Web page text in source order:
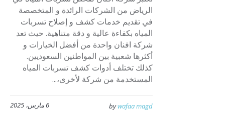
الرياض من الشركات الرائدة و المتخصصة
في تقديم خدمات كشف و إصلاح تسربات
المياه بكفاءة عالية و دقة متناهية. حيث تعد
شركة افنان واحدة من أفضل الخيارات و
أكثرها شعبية بين المواطنين السعوديين.
كذلك تختلف أدوات كشف تسربات المياه
المستخدمة من شركة لأخرى،...
6 مارس، 2025 bywafaa magd